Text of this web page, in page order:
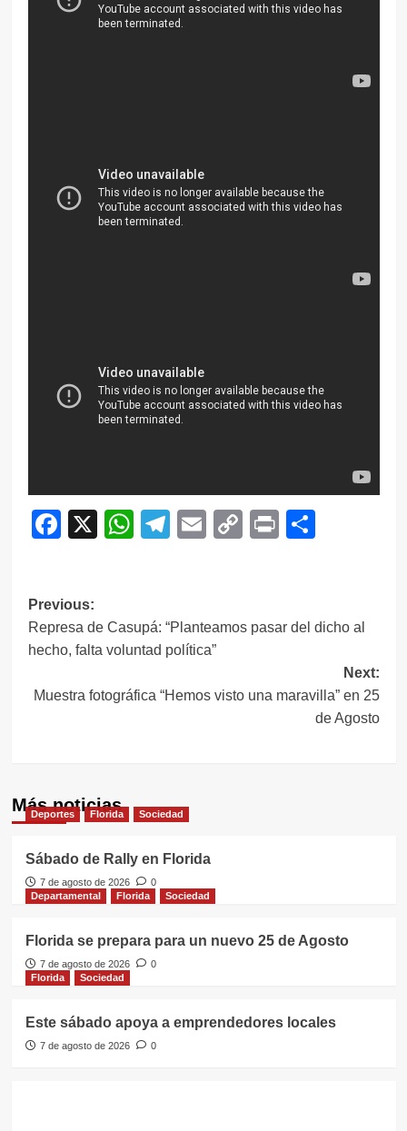
Facebook
X WhatsApp
Telegram
EmailCopy
Print
Navegación
de
entradas
Previous:
Represa de Casupá: “Planteamos pasar del dicho al
hecho, falta voluntad política”
Next:
Muestra fotográfica “Hemos visto una maravilla” en 25
de Agosto
Más noticias
Deportes Florida Sociedad
Sábado de Rally en Florida
7 de agosto de 2026
0
Departamental
Florida Sociedad
Florida se prepara para un nuevo 25 de Agosto
7 de agosto de 2026
0
Florida
Sociedad
Este sábado apoya a emprendedores locales
7 de agosto de 2026 0